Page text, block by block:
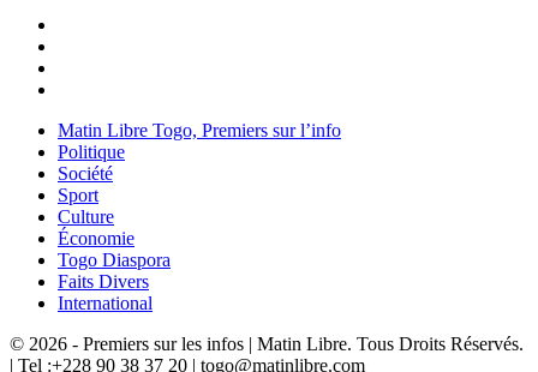
Matin Libre Togo, Premiers sur l’info
Politique
Société
Sport
Culture
Économie
Togo Diaspora
Faits Divers
International
© 2026 - Premiers sur les infos | Matin Libre. Tous Droits Réservés.
| Tel :+228 90 38 37 20 | togo@matinlibre.com